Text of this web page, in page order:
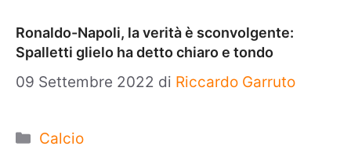
Ronaldo-Napoli, la verità è sconvolgente:
Spalletti glielo ha detto chiaro e tondo
09 Settembre 2022 di Riccardo Garruto
Categorie
Calcio